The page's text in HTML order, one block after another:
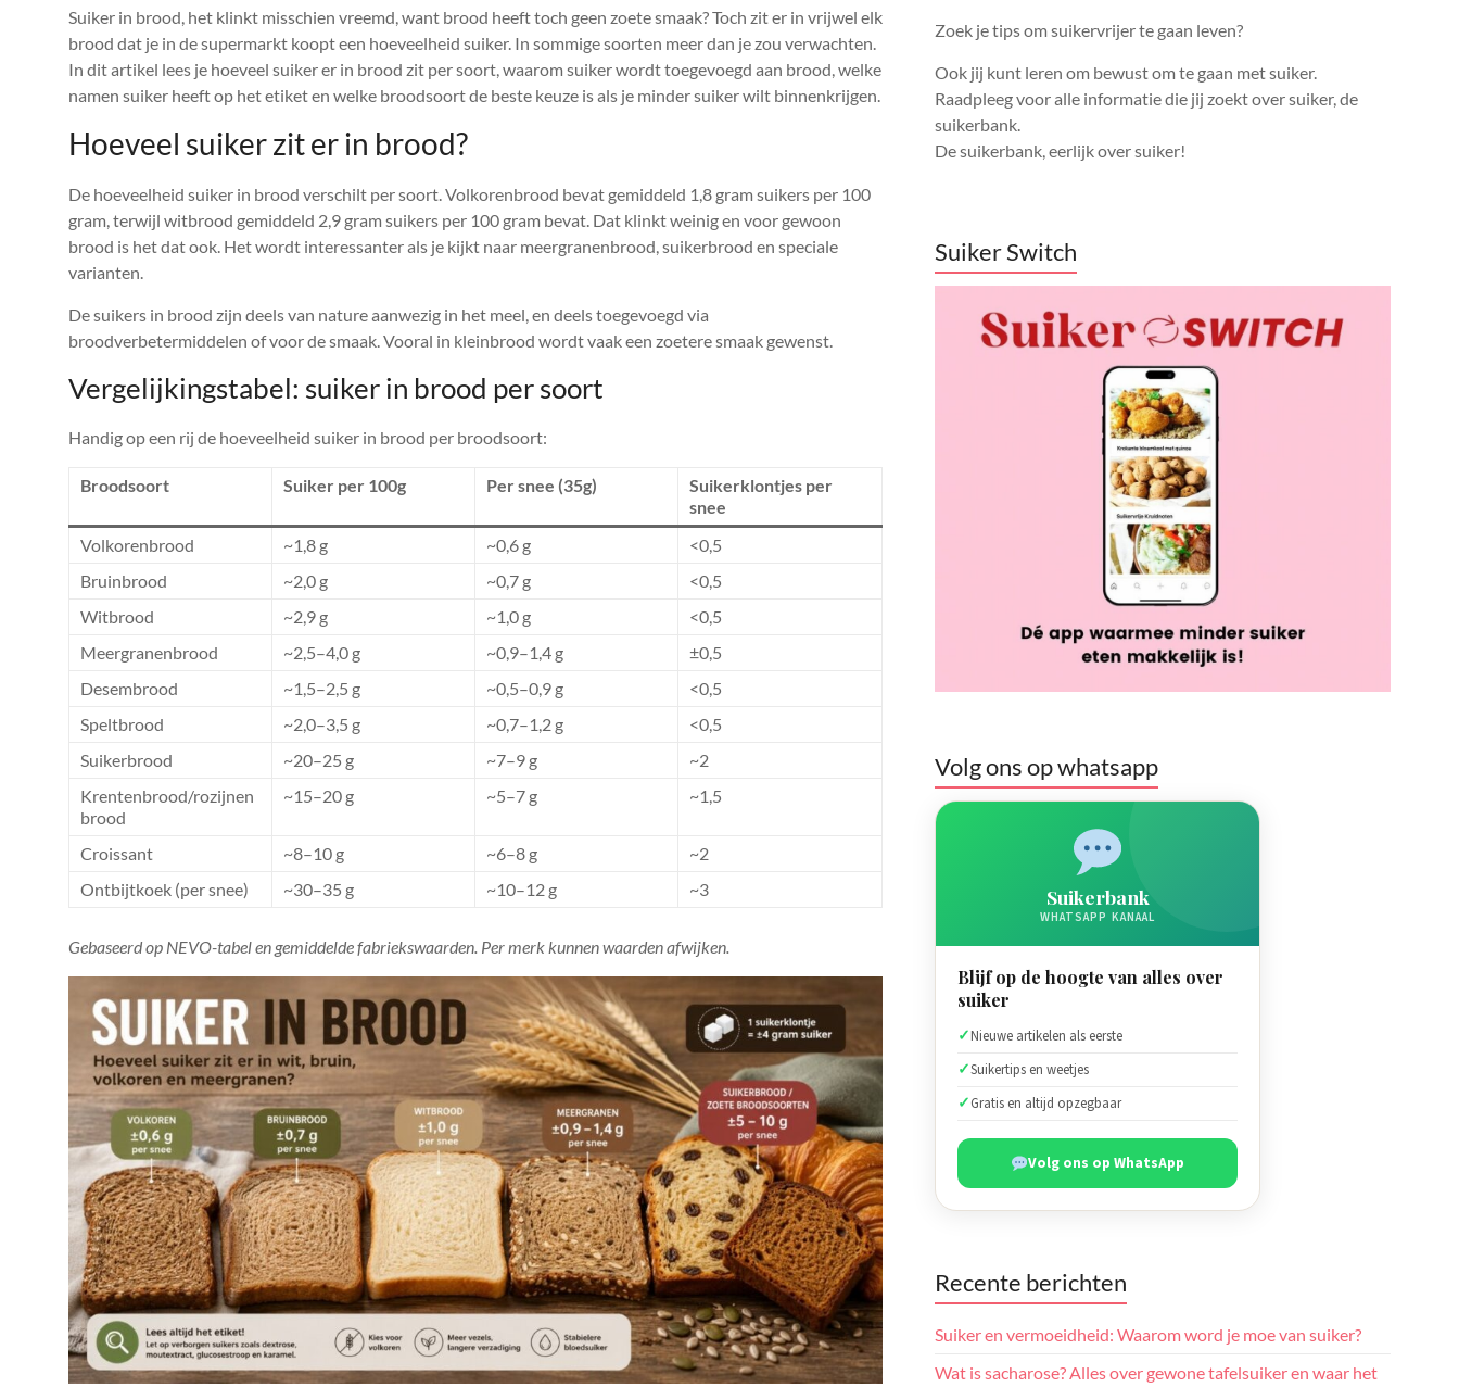
Suiker in brood, het klinkt misschien vreemd, want brood heeft toch geen zoete smaak? Toch zit er in vrijwel elk
brood dat je in de supermarkt koopt een hoeveelheid suiker. In sommige soorten meer dan je zou verwachten.
In dit artikel lees je hoeveel suiker er in brood zit per soort, waarom suiker wordt toegevoegd aan brood, welke
namen suiker heeft op het etiket en welke broodsoort de beste keuze is als je minder suiker wilt binnenkrijgen.
Hoeveel suiker zit er in brood?
De hoeveelheid suiker in brood verschilt per soort. Volkorenbrood bevat gemiddeld 1,8 gram suikers per 100
gram, terwijl witbrood gemiddeld 2,9 gram suikers per 100 gram bevat. Dat klinkt weinig en voor gewoon
brood is het dat ook. Het wordt interessanter als je kijkt naar meergranenbrood, suikerbrood en speciale
varianten.
De suikers in brood zijn deels van nature aanwezig in het meel, en deels toegevoegd via
broodverbetermiddelen of voor de smaak. Vooral in kleinbrood wordt vaak een zoetere smaak gewenst.
Vergelijkingstabel: suiker in brood per soort
Handig op een rij de hoeveelheid suiker in brood per broodsoort:
Broodsoort Suiker per 100g Per snee (35g)
Suikerklontjes per
snee
Volkorenbrood
~1,8 g ~0,6 g
<0,5
Bruinbrood
~2,0 g ~0,7 g
<0,5
Witbrood
~2,9 g ~1,0 g
<0,5
Meergranenbrood
~2,5–4,0 g ~0,9–1,4 g
±0,5
Desembrood
~1,5–2,5 g ~0,5–0,9 g
<0,5
Speltbrood
~2,0–3,5 g ~0,7–1,2 g
<0,5
Suikerbrood
~20–25 g ~7–9 g
~2
Krentenbrood/rozijnen
brood
~15–20 g ~5–7 g ~1,5
Croissant ~8–10 g ~6–8 g
~2
Ontbijtkoek (per snee)
~30–35 g ~10–12 g ~3
Gebaseerd op NEVO-tabel en gemiddelde fabriekswaarden. Per merk kunnen waarden afwijken.
Zoek je tips om suikervrijer te gaan leven?
Ook jij kunt leren om bewust om te gaan met suiker.
Raadpleeg voor alle informatie die jij zoekt over suiker, de
suikerbank.
De suikerbank, eerlijk over suiker!
Suiker Switch
Volg ons op whatsapp
Suikerbank
WHATSAPP KANAAL
Blijf op de hoogte van alles over
suiker
Nieuwe artikelen als eerste
Suikertips en weetjes
Gratis en altijd opzegbaar
Volg ons op WhatsApp
Recente berichten
Suiker en vermoeidheid: Waarom word je moe van suiker?
Wat is sacharose? Alles over gewone tafelsuiker en waar het